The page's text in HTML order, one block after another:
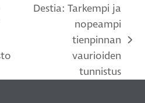
Destia: Tarkempi ja
nopeampi
tienpinnan
vaurioiden
tunnistus